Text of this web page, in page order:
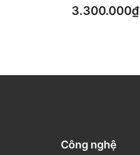
hoặc axit mạnh (pH
3.300.000₫
Công nghệ